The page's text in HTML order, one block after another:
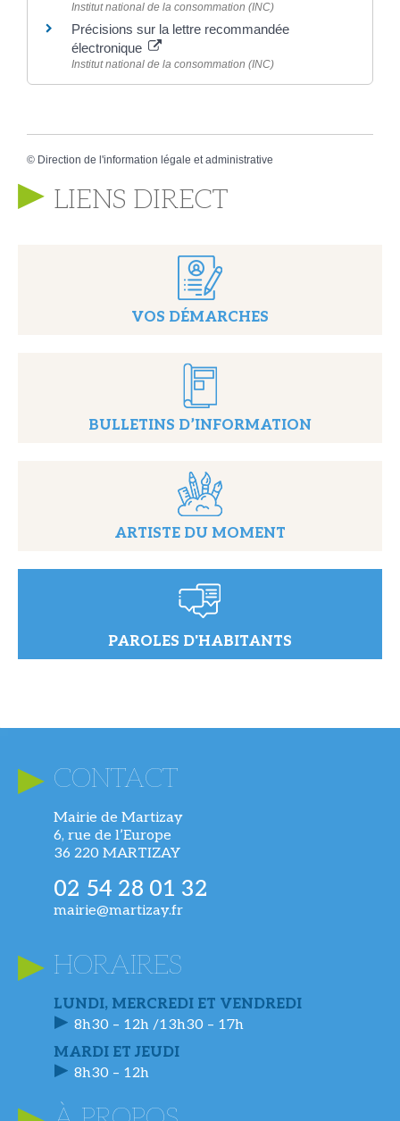
Institut national de la consommation (INC)
Précisions sur la lettre recommandée
électronique
Institut national de la consommation (INC)
© Direction de l'information légale et administrative
LIENS DIRECT
VOS DÉMARCHES
BULLETINS D’INFORMATION
ARTISTE DU MOMENT
PAROLES D'HABITANTS
CONTACT
Mairie de Martizay
6, rue de l’Europe
36 220 MARTIZAY
02 54 28 01 32
mairie@martizay.fr
HORAIRES
LUNDI, MERCREDI ET VENDREDI
8h30 – 12h /13h30 – 17h
MARDI ET JEUDI
8h30 – 12h